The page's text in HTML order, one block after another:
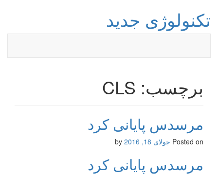
تکنولوژی جدید
برچسب: CLS‌
مرسدس پایانی کرد
Posted on جولای 18, 2016
مرسدس پایانی کرد